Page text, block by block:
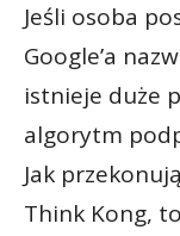
Jeśli osoba
Google’a
istnieje duże
algorytm
Jak
Think Kong,